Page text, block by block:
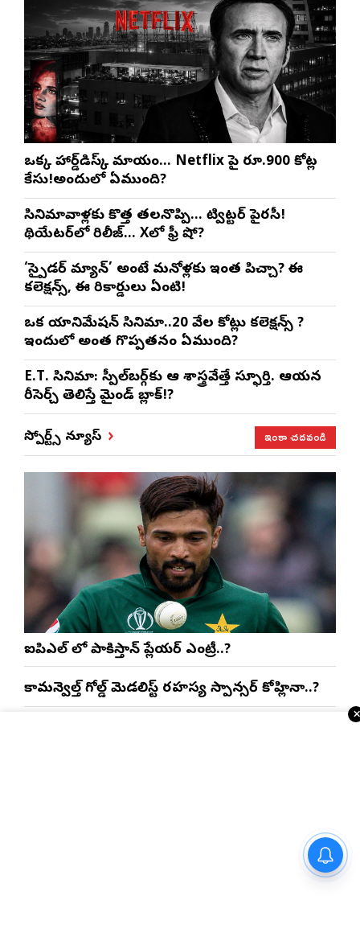
ఒక్క హార్డ్‌డిస్క్ మాయం… Netflix పై రూ.900 కోట్ల
కేసు!అందులో ఏముంది?
సినిమావాళ్లకు కొత్త తలనొప్పి… ట్విట్టర్ పైరసీ!
థియేటర్‌లో రిలీజ్… Xలో ఫ్రీ షో?
‘స్పైడర్ మ్యాన్’ అంటే మనోళ్లకు ఇంత పిచ్చా? ఈ
కలెక్షన్స్, ఈ రికార్డులు ఏంటి!
ఒక యానిమేషన్ సినిమా..20 వేల కోట్లు కలెక్షన్స్ ?
ఇందులో అంత గొప్పతనం ఏముంది?
E.T. సినిమా: స్పీల్‌బర్గ్‌కు ఆ శాస్త్రవేత్తే స్ఫూర్తి. ఆయన
రీసెర్చ్ తెలిస్తే మైండ్ బ్లాక్!?
స్పోర్ట్స్ న్యూస్ ఇంకా చదవండి
ఐపిఎల్ లో పాకిస్తాన్ ప్లేయర్ ఎంట్రీ..?
కామన్వెల్త్ గోల్డ్ మెడలిస్ట్ రహస్య స్పాన్సర్ కోహ్లినా..?
ఇంకా చదవండి